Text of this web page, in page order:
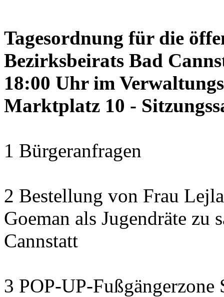
Tagesordnung für die
Bezirksbeirats Bad
18:00 Uhr im
Marktplatz 10 -
1 Bürgeranfragen
2 Bestellung von Frau
Goeman als Jugendräte
Cannstatt
3 POP-UP-Fußgängerzone